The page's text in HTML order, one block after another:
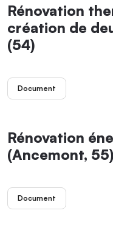
Rénovation
création de
(54)
Document
Rénovation
(Ancemont, 55)
Document